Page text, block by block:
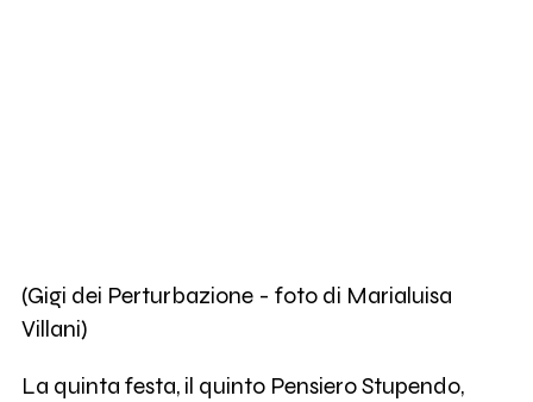
(Gigi dei Perturbazione - foto di Marialuisa
Villani)
La quinta festa, il quinto Pensiero Stupendo,